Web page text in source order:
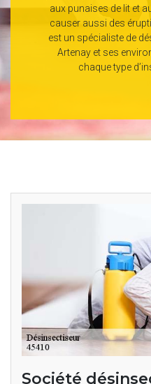
aux punaises de lit et
causer aussi des
est un spécialiste de
Artenay et ses
chaque type
Société